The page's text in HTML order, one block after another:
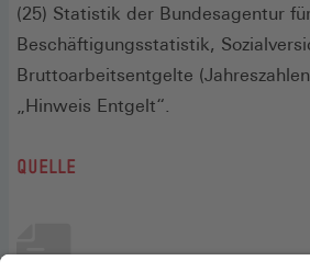
(25) Statistik der Bundesagentur
Beschäftigungsstatistik,
Bruttoarbeitsentgelte
„Hinweis Entgelt“.
QUELLE